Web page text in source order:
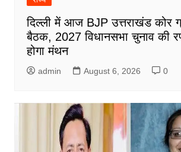
दिल्ली में आज BJP उत्तराखंड कोर
बैठक, 2027 विधानसभा चुनाव की
होगा मंथन
admin August 6, 2026 0